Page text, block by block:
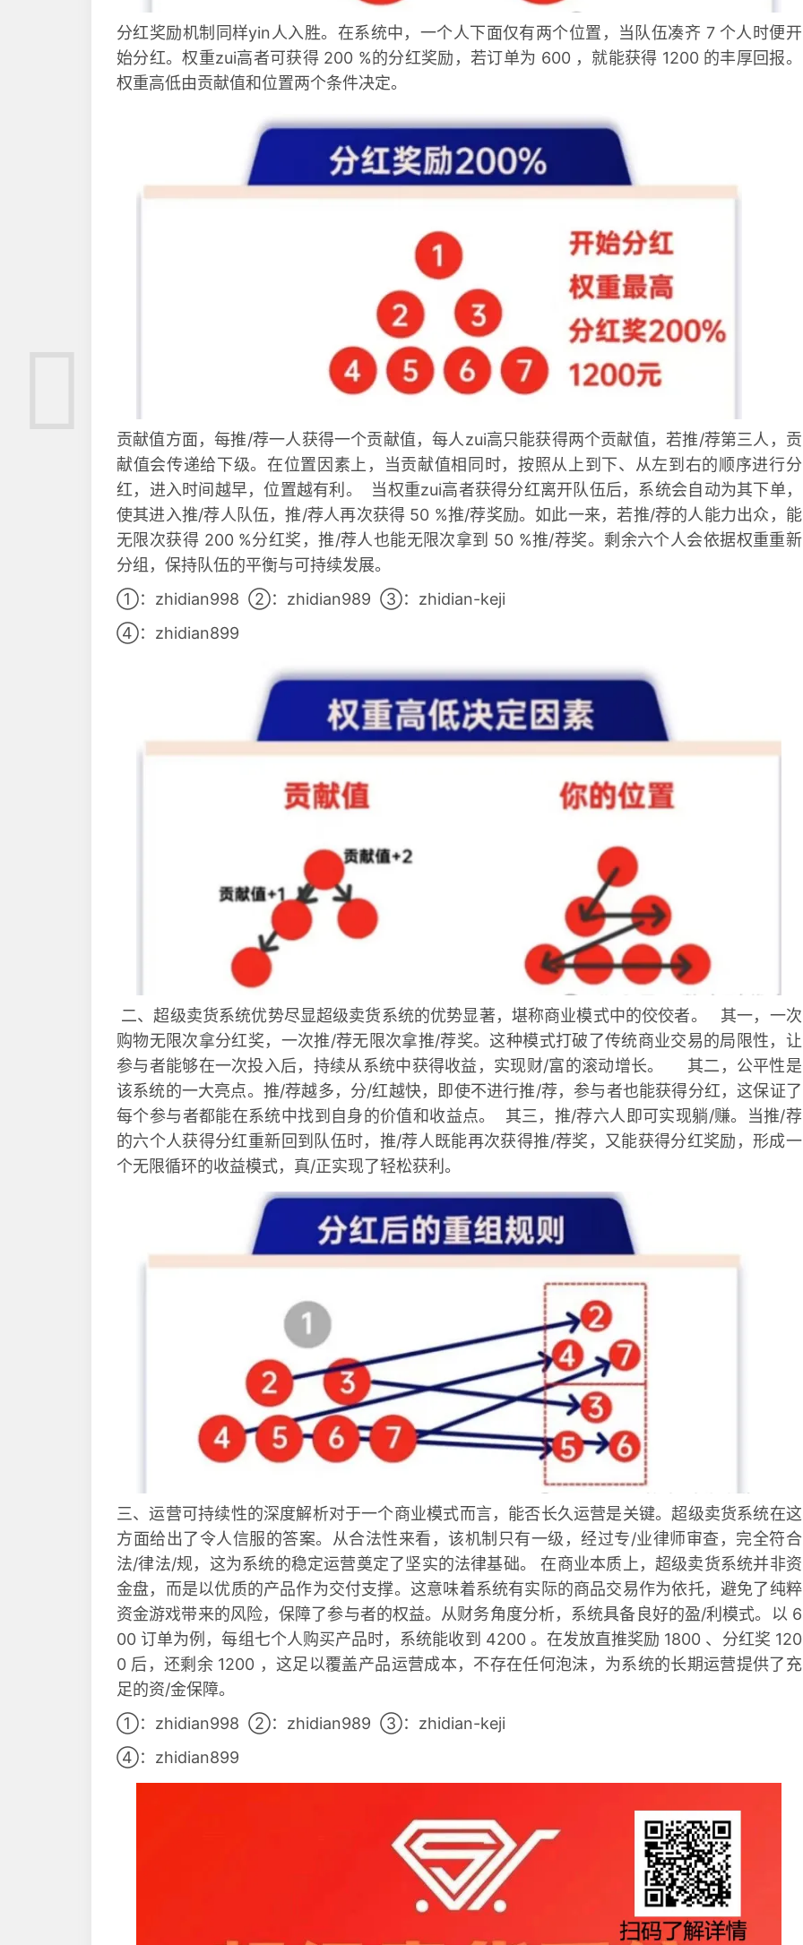
分红奖励机制同样yin人入胜。在系统中，一个人下面仅有两个位置，当队伍凑齐 7 个人时便开
始分红。权重zui高者可获得 200 %的分红奖励，若订单为 600 ，就能获得 1200 的丰厚回报。
权重高低由贡献值和位置两个条件决定。
贡献值方面，每推/荐一人获得一个贡献值，每人zui高只能获得两个贡献值，若推/荐第三人，贡
献值会传递给下级。在位置因素上，当贡献值相同时，按照从上到下、从左到右的顺序进行分
红，进入时间越早，位置越有利。 当权重zui高者获得分红离开队伍后，系统会自动为其下单，
使其进入推/荐人队伍，推/荐人再次获得 50 %推/荐奖励。如此一来，若推/荐的人能力出众，能
无限次获得 200 %分红奖，推/荐人也能无限次拿到 50 %推/荐奖。剩余六个人会依据权重重新
分组，保持队伍的平衡与可持续发展。
①：zhidian998 ②：zhidian989 ③：zhidian-keji
④：zhidian899
二、超级卖货系统优势尽显超级卖货系统的优势显著，堪称商业模式中的佼佼者。 其一，一次
购物无限次拿分红奖，一次推/荐无限次拿推/荐奖。这种模式打破了传统商业交易的局限性，让
参与者能够在一次投入后，持续从系统中获得收益，实现财/富的滚动增长。 其二，公平性是
该系统的一大亮点。推/荐越多，分/红越快，即使不进行推/荐，参与者也能获得分红，这保证了
每个参与者都能在系统中找到自身的价值和收益点。 其三，推/荐六人即可实现躺/赚。当推/荐
的六个人获得分红重新回到队伍时，推/荐人既能再次获得推/荐奖，又能获得分红奖励，形成一
个无限循环的收益模式，真/正实现了轻松获利。
三、运营可持续性的深度解析对于一个商业模式而言，能否长久运营是关键。超级卖货系统在这
方面给出了令人信服的答案。从合法性来看，该机制只有一级，经过专/业律师审查，完全符合
法/律法/规，这为系统的稳定运营奠定了坚实的法律基础。 在商业本质上，超级卖货系统并非资
金盘，而是以优质的产品作为交付支撑。这意味着系统有实际的商品交易作为依托，避免了纯粹
资金游戏带来的风险，保障了参与者的权益。从财务角度分析，系统具备良好的盈/利模式。以 6
00 订单为例，每组七个人购买产品时，系统能收到 4200 。在发放直推奖励 1800 、分红奖 120
0 后，还剩余 1200 ，这足以覆盖产品运营成本，不存在任何泡沫，为系统的长期运营提供了充
足的资/金保障。
①：zhidian998 ②：zhidian989 ③：zhidian-keji
④：zhidian899